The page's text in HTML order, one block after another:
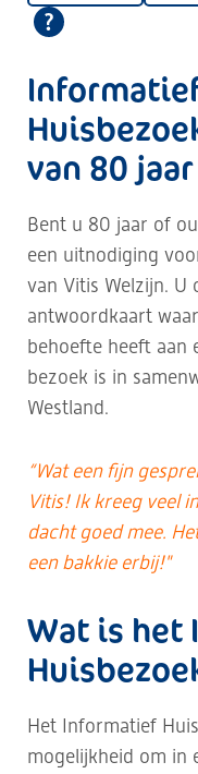
van 80
Bent u 80 jaar of
een uitnodiging
van Vitis Welzijn. U
antwoordkaart
behoefte heeft aan
bezoek is in
Westland.
“Wat een fijn
Vitis! Ik kreeg veel
dacht goed mee.
een bakkie erbij!"
Wat is het
Het Informatief
mogelijkheid om in